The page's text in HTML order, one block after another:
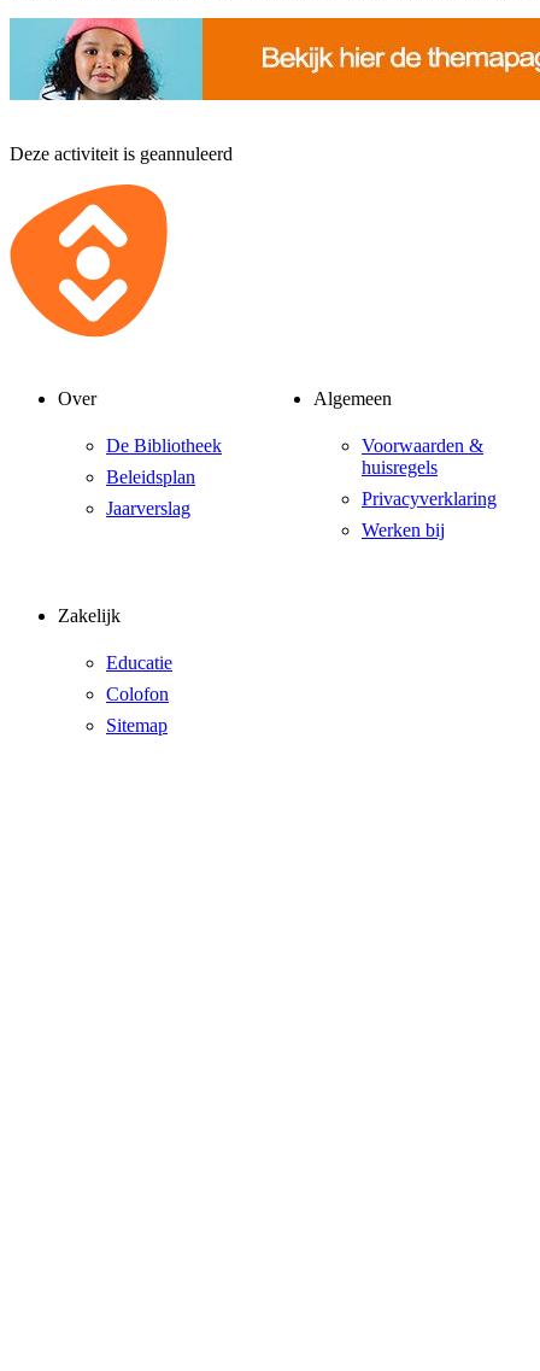
Deze activiteit is geannuleerd
Over
De Bibliotheek
Beleidsplan
Jaarverslag
Algemeen
Voorwaarden &
huisregels
Privacyverklaring
Werken bij
Zakelijk
Educatie
Colofon
Sitemap